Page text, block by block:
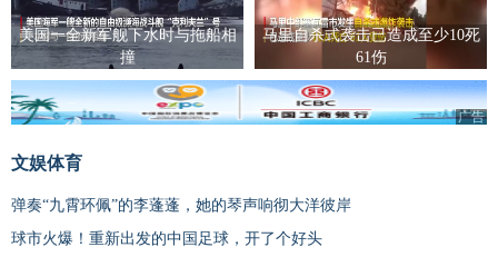
美国一全新军舰下水时与拖船相
撞
马里自杀式袭击已造成至少10死
61伤
广告
广告
文娱体育
弹奏“九霄环佩”的李蓬蓬，她的琴声响彻大洋彼岸
球市火爆！重新出发的中国足球，开了个好头